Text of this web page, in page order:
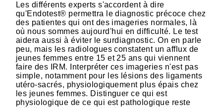
Les différents experts s'accordent à dire
qu'Endotest® permettra le diagnostic précoce chez
des patientes qui ont des imageries normales, là
où nous sommes aujourd'hui en difficulté. Le test
aidera aussi à éviter le surdiagnostic. On en parle
peu, mais les radiologues constatent un afflux de
jeunes femmes entre 15 et 25 ans qui viennent
faire des IRM. Interpréter ces imageries n'est pas
simple, notamment pour les lésions des ligaments
utéro-sacrés, physiologiquement plus épais chez
les jeunes femmes. Distinguer ce qui est
physiologique de ce qui est pathologique reste